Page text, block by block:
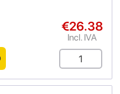
€26.38
Incl. IVA